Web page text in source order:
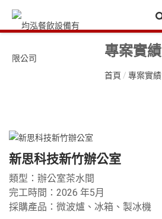
專案實績
首頁 / 專案實績
新思科技新竹辦公室
類型：辦公室茶水間
完工時間：2026 年5月
採購產品： 微波爐、冰箱、製冰機